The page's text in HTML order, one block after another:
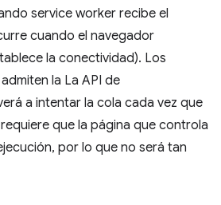
service worker recibe el
cuando el navegador
la conectividad). Los
la La API de
a intentar la cola cada vez que
que la página que controla
por lo que no será tan